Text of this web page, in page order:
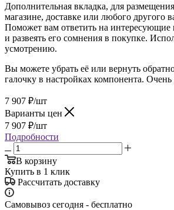
Дополнительная вкладка, для
магазине, доставке или любого другого
Поможет вам ответить на интересующие
и развеять его сомнения в покупке.
усмотрению.
Вы можете убрать её или вернуть
галочку в настройках компонента. Очень
7 907 ₽/шт
Варианты цен
7 907 ₽/шт
Подробности
В корзину
Купить в 1 клик
Рассчитать доставку
Самовывоз сегодня - бесплатно